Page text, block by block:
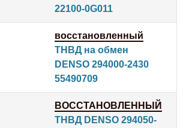
22100-0G011
восстановленный
ТНВД на обмен
DENSO 294000-2430
55490709
ВОССТАНОВЛЕННЫЙ
ТНВД DENSO 294050-